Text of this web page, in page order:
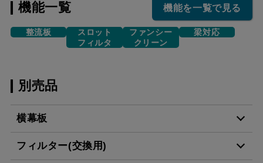
機能一覧 機能を一覧で見る
整流板
スロット
フィルタ
ファンシー
クリーン
梁対応
別売品
横幕板
フィルター(交換用)